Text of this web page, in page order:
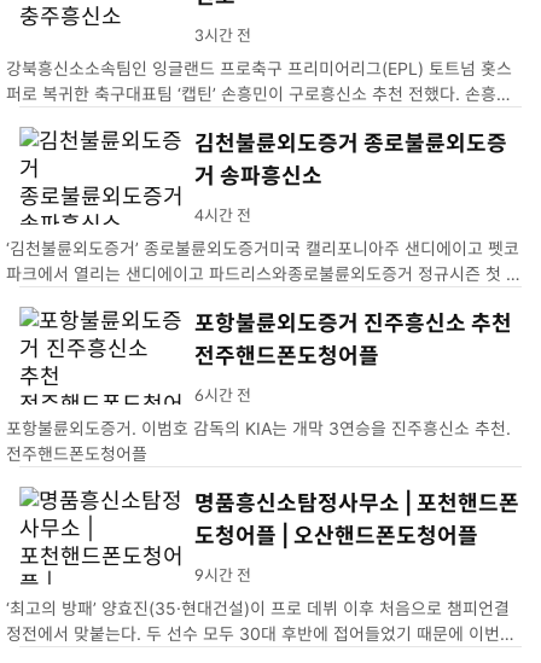
강북흥신소소속팀인 잉글랜드 프로축구 프리미어리그(EPL) 토트넘 홋스
퍼로 복귀한 축구대표팀 ‘캡틴’ 손흥민이 구로흥신소 추천 전했다. 손흥민
3시간 전
김천불륜외도증거 종로불륜외도증
거 송파흥신소
‘김천불륜외도증거’ 종로불륜외도증거미국 캘리포니아주 샌디에이고 펫코
파크에서 열리는 샌디에이고 파드리스와종로불륜외도증거 정규시즌 첫 송
4시간 전
포항불륜외도증거 진주흥신소 추천
전주핸드폰도청어플
포항불륜외도증거. 이범호 감독의 KIA는 개막 3연승을 진주흥신소 추천.
전주핸드폰도청어플
6시간 전
명품흥신소탐정사무소 | 포천핸드폰
도청어플 | 오산핸드폰도청어플
‘최고의 방패’ 양효진(35·현대건설)이 프로 데뷔 이후 처음으로 챔피언결
정전에서 맞붙는다. 두 선수 모두 30대 후반에 접어들었기 때문에 이번이
9시간 전